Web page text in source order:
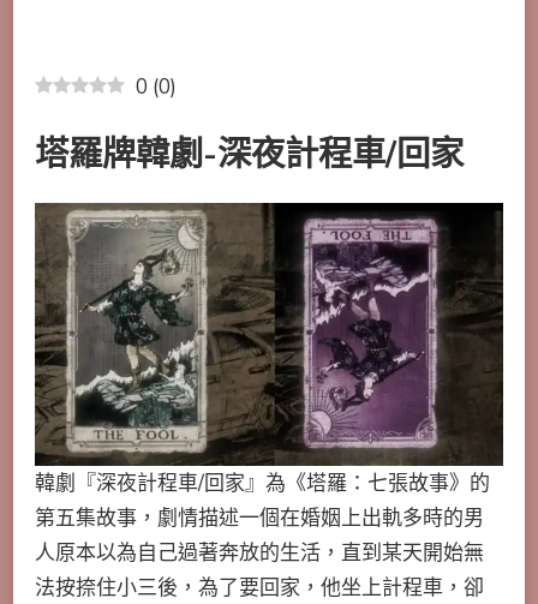
0 (0)
塔羅牌韓劇-深夜計程車/回家
韓劇『深夜計程車/回家』為《塔羅：七張故事》的
第五集故事，劇情描述一個在婚姻上出軌多時的男
人原本以為自己過著奔放的生活，直到某天開始無
法按捺住小三後，為了要回家，他坐上計程車，卻